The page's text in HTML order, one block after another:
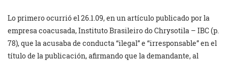
Lo primero ocurrió el 26.1.09, en un artículo publicado por la
empresa coacusada, Instituto Brasileiro do Chrysotila – IBC (p.
78), que la acusaba de conducta “ilegal” e “irresponsable” en el
título de la publicación, afirmando que la demandante, al